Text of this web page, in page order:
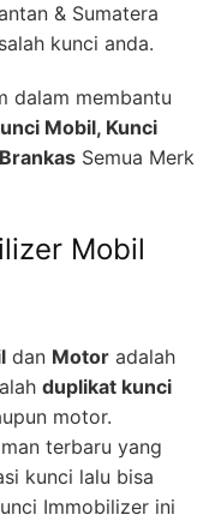
& Sumatera
kunci anda.
dalam membantu
Mobil, Kunci
Semua Merk
Mobil
dan Motor adalah
duplikat kunci
motor.
terbaru yang
kunci lalu bisa
Immobilizer ini